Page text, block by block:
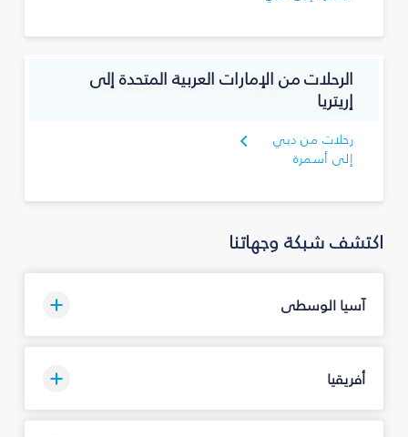
الرحلات من الإمارات العربية المتحدة إلى
إريتريا
رحلات من دبي
إلى أسمرة
اكتشف شبكة وجهاتنا
آسيا الوسطى
أفريقيا